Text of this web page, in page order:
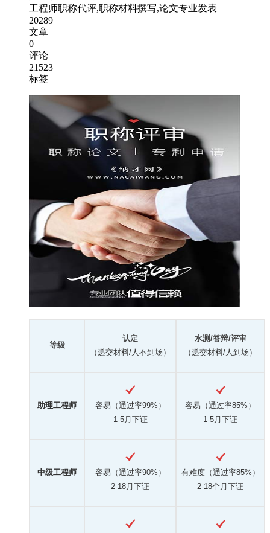
工程师职称代评,职称材料撰写,论文专业发表
20289
文章
0
评论
21523
标签
等级
认定
（递交材料/人不到场）
水测/答辩/评审
（递交材料/人到场）
助理工程师
容易（通过率99%）
1-5月下证
容易（通过率85%）
1-5月下证
中级工程师
容易（通过率90%）
2-18月下证
有难度（通过率85%）
2-18个月下证